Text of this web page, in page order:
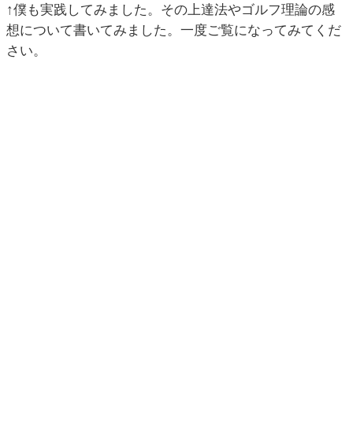
↑僕も実践してみました。その上達法やゴルフ理論の感
想について書いてみました。一度ご覧になってみてくだ
さい。